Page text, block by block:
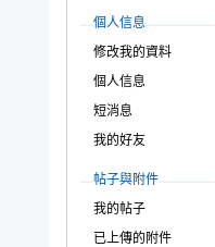
個人信息
修改我的資料
個人信息
短消息
我的好友
帖子與附件
我的帖子
已上傳的附件